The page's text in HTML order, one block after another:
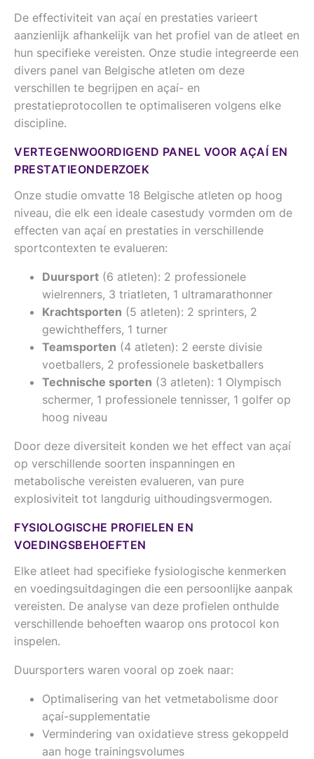
De effectiviteit van açaí en prestaties varieert
aanzienlijk afhankelijk van het profiel van de atleet en
hun specifieke vereisten. Onze studie integreerde een
divers panel van Belgische atleten om deze
verschillen te begrijpen en açaí- en
prestatieprotocollen te optimaliseren volgens elke
discipline.
VERTEGENWOORDIGEND PANEL VOOR AÇAÍ EN
PRESTATIEONDERZOEK
Onze studie omvatte 18 Belgische atleten op hoog
niveau, die elk een ideale casestudy vormden om de
effecten van açaí en prestaties in verschillende
sportcontexten te evalueren:
Duursport (6 atleten): 2 professionele
wielrenners, 3 triatleten, 1 ultramarathonner
Krachtsporten (5 atleten): 2 sprinters, 2
gewichtheffers, 1 turner
Teamsporten (4 atleten): 2 eerste divisie
voetballers, 2 professionele basketballers
Technische sporten (3 atleten): 1 Olympisch
schermer, 1 professionele tennisser, 1 golfer op
hoog niveau
Door deze diversiteit konden we het effect van açaí
op verschillende soorten inspanningen en
metabolische vereisten evalueren, van pure
explosiviteit tot langdurig uithoudingsvermogen.
FYSIOLOGISCHE PROFIELEN EN
VOEDINGSBEHOEFTEN
Elke atleet had specifieke fysiologische kenmerken
en voedingsuitdagingen die een persoonlijke aanpak
vereisten. De analyse van deze profielen onthulde
verschillende behoeften waarop ons protocol kon
inspelen.
Duursporters waren vooral op zoek naar:
Optimalisering van het vetmetabolisme door
açaí-supplementatie
Vermindering van oxidatieve stress gekoppeld
aan hoge trainingsvolumes